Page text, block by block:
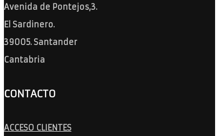
Avenida de Pontejos,3.
El Sardinero.
39005. Santander
Cantabria
CONTACTO
ACCESO CLIENTES